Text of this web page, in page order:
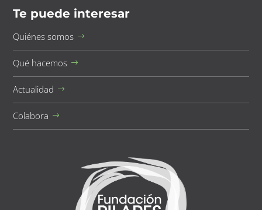
Te puede interesar
Quiénes somos
Qué hacemos
Actualidad
Colabora